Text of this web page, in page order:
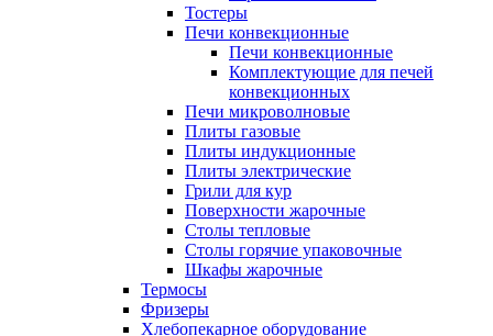
Тостеры
Печи конвекционные
Печи конвекционные
Комплектующие для печей
конвекционных
Печи микроволновые
Плиты газовые
Плиты индукционные
Плиты электрические
Грили для кур
Поверхности жарочные
Столы тепловые
Столы горячие упаковочные
Шкафы жарочные
Термосы
Фризеры
Хлебопекарное оборудование